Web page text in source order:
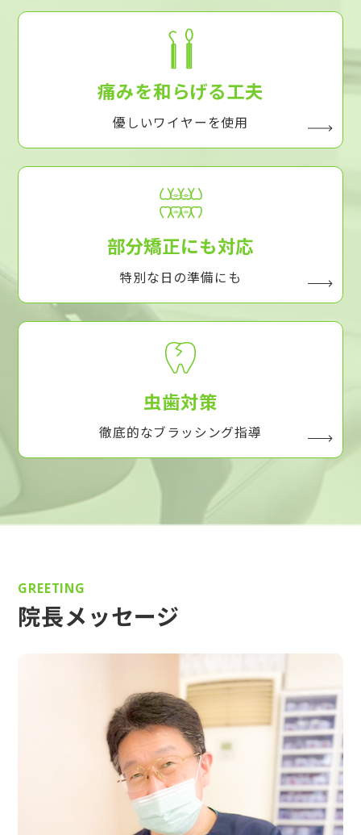
痛みを和らげる工夫
優しいワイヤーを使用
部分矯正にも対応
特別な日の準備にも
虫歯対策
徹底的なブラッシング指導
GREETING
院長メッセージ